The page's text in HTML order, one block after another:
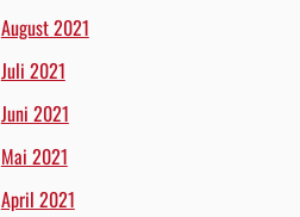
August 2021
Juli 2021
Juni 2021
Mai 2021
April 2021